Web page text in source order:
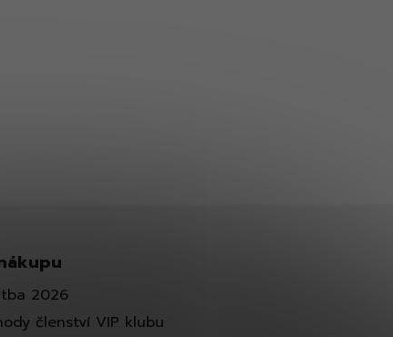
2026
členství VIP klubu